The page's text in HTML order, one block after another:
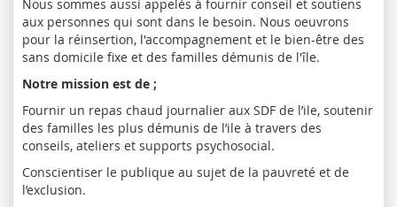
Nous sommes aussi appelés à fournir conseil et soutiens
aux personnes qui sont dans le besoin. Nous oeuvrons
pour la réinsertion, l'accompagnement et le bien-être des
sans domicile fixe et des familles démunis de l'île.
Notre mission est de ;
Fournir un repas chaud journalier aux SDF de l’ile, soutenir
des familles les plus démunis de l’ile à travers des
conseils, ateliers et supports psychosocial.
Conscientiser le publique au sujet de la pauvreté et de
l’exclusion.